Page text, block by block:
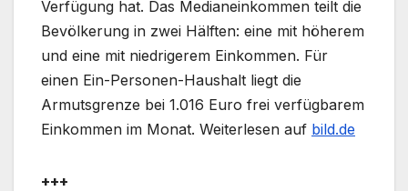
Verfügung hat. Das Medianeinkommen teilt die
Bevölkerung in zwei Hälften: eine mit höherem
und eine mit niedrigerem Einkommen. Für
einen Ein-Personen-Haushalt liegt die
Armutsgrenze bei 1.016 Euro frei verfügbarem
Einkommen im Monat. Weiterlesen auf bild.de
+++